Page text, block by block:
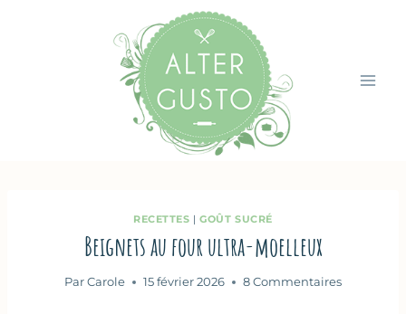
RECETTES |GOÛT SUCRÉ
Beignets au four ultra-moelleux
Par Carole 15 février 2026 8 Commentaires